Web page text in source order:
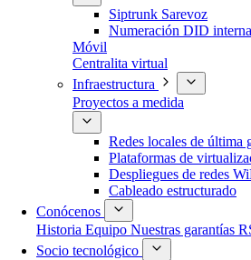
Siptrunk Sarevoz
Numeración DID
Móvil
Centralita virtual
Infraestructura
Proyectos a medida
Redes locales de última
Plataformas de
Despliegues de redes
Cableado estructurado
Conócenos
Historia Equipo Nuestras garantías
Socio tecnológico